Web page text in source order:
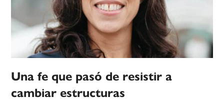
Una fe que pasó de resistir a
cambiar estructuras